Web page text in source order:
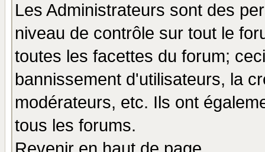
Les Administrateurs sont des
niveau de contrôle sur tout le
toutes les facettes du forum;
bannissement d'utilisateurs, la
modérateurs, etc. Ils ont
tous les forums.